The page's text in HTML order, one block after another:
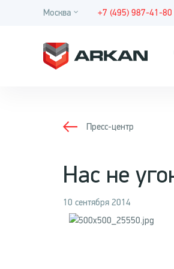
Москва +7 (495) 987-41-80
Пресс-центр
Нас не
10 сентября 2014